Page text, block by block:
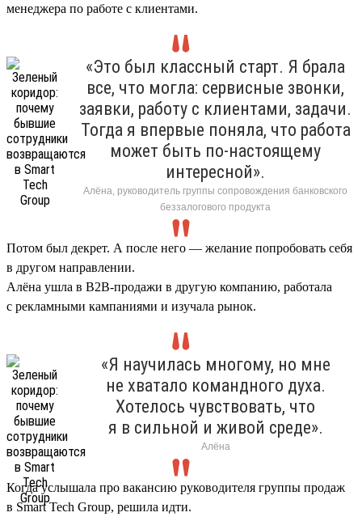
менеджера по работе с клиентами.
«Это был классный старт. Я брала
все, что могла: сервисные звонки,
заявки, работу с клиентами, задачи.
Тогда я впервые поняла, что работа
может быть по-настоящему
интересной».
Алёна, руководитель группы сопровождения банковского
беззалогового продукта
Потом был декрет. А после него — желание попробовать себя
в другом направлении.
Алёна ушла в B2B-продажи в другую компанию, работала
с рекламными кампаниями и изучала рынок.
«Я научилась многому, но мне
не хватало командного духа.
Хотелось чувствовать, что
я в сильной и живой среде».
Алёна
Когда услышала про вакансию руководителя группы продаж
в Smart Tech Group, решила идти.